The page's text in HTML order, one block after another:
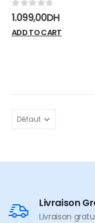
0 sur 5
1.099,00DH
ADD TO CART
Livraison
Livraison